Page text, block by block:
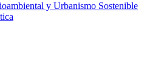
y Urbanismo Sostenible